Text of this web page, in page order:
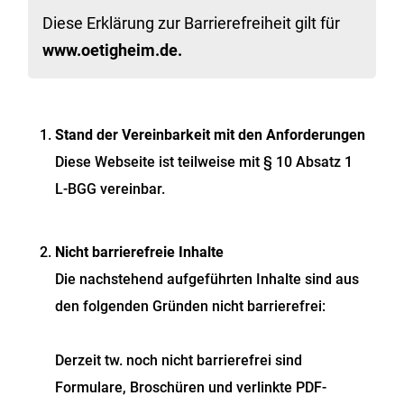
Diese Erklärung zur Barrierefreiheit gilt für
www.oetigheim.de.
Stand der Vereinbarkeit mit den Anforderungen
Diese Webseite ist teilweise mit § 10 Absatz 1
L-BGG vereinbar.
Nicht barrierefreie Inhalte
Die nachstehend aufgeführten Inhalte sind aus
den folgenden Gründen nicht barrierefrei:
Derzeit tw. noch nicht barrierefrei sind
Formulare, Broschüren und verlinkte PDF-